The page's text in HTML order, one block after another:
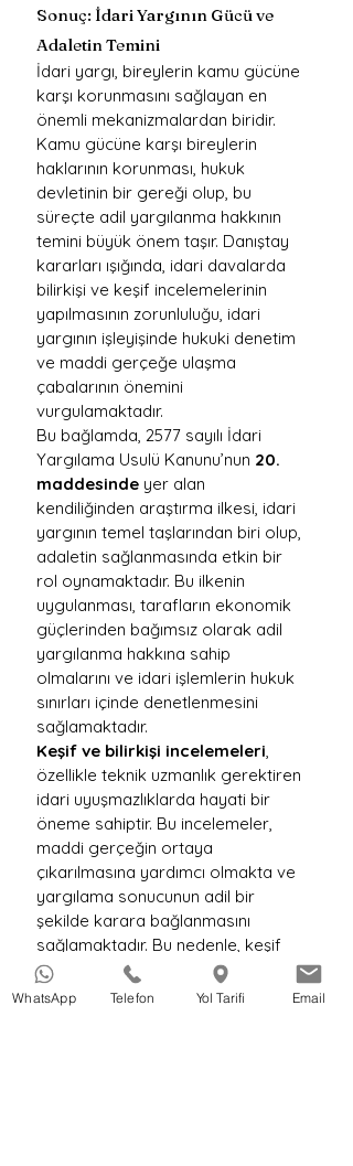
Sonuç: İdari Yargının Gücü ve
Adaletin Temini
İdari yargı, bireylerin kamu gücüne
karşı korunmasını sağlayan en
önemli mekanizmalardan biridir.
Kamu gücüne karşı bireylerin
haklarının korunması, hukuk
devletinin bir gereği olup, bu
süreçte adil yargılanma hakkının
temini büyük önem taşır. Danıştay
kararları ışığında, idari davalarda
bilirkişi ve keşif incelemelerinin
yapılmasının zorunluluğu, idari
yargının işleyişinde hukuki denetim
ve maddi gerçeğe ulaşma
çabalarının önemini
vurgulamaktadır.
Bu bağlamda, 2577 sayılı İdari
Yargılama Usulü Kanunu’nun 20.
maddesinde yer alan
kendiliğinden araştırma ilkesi, idari
yargının temel taşlarından biri olup,
adaletin sağlanmasında etkin bir
rol oynamaktadır. Bu ilkenin
uygulanması, tarafların ekonomik
güçlerinden bağımsız olarak adil
yargılanma hakkına sahip
olmalarını ve idari işlemlerin hukuk
sınırları içinde denetlenmesini
sağlamaktadır.
Keşif ve bilirkişi incelemeleri,
özellikle teknik uzmanlık gerektiren
idari uyuşmazlıklarda hayati bir
öneme sahiptir. Bu incelemeler,
maddi gerçeğin ortaya
çıkarılmasına yardımcı olmakta ve
yargılama sonucunun adil bir
şekilde karara bağlanmasını
sağlamaktadır. Bu nedenle, keşif
ve bilirkişi giderlerinin Hazineden
karşılanması ve yargılama
WhatsApp Telefon Yol Tarifi Email